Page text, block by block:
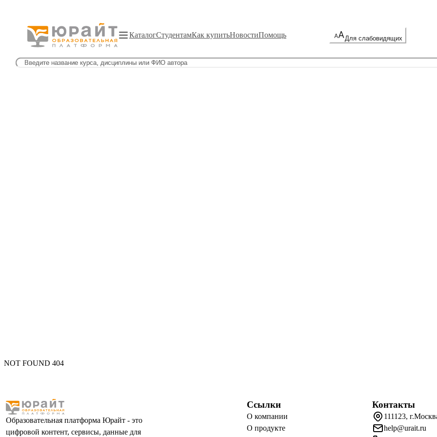
КаталогСтудентамКак купитьНовостиПомощь Для слабовидящих
NOT FOUND 404
Образовательная платформа Юрайт - это
цифровой контент, сервисы, данные для
Ссылки
О компании
О продукте
Контакты
111123,
help@urait.ru